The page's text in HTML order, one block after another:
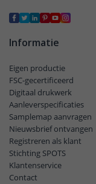
Informatie
Eigen productie
FSC-gecertificeerd
Digitaal drukwerk
Aanleverspecificaties
Samplemap aanvragen
Nieuwsbrief ontvangen
Registreren als klant
Stichting SPOTS
Klantenservice
Contact